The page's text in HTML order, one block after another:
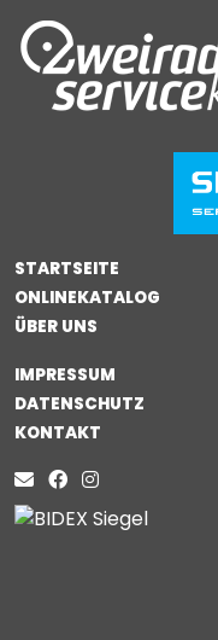
STARTSEITE
ONLINEKATALOG
ÜBER UNS
IMPRESSUM
DATENSCHUTZ
KONTAKT